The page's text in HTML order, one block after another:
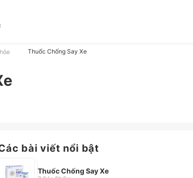
Thuốc Chống Say Xe
bài viết nổi bật
Thuốc Chống Say Xe